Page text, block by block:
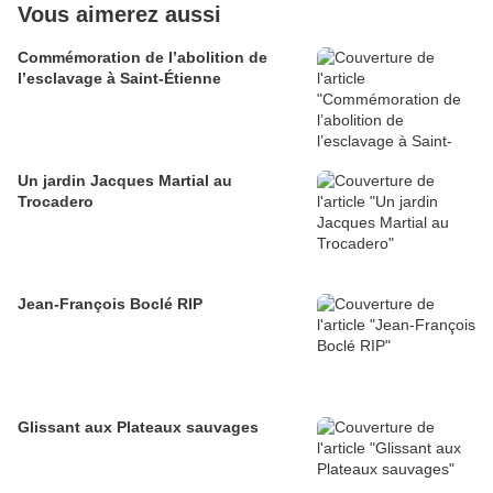
Vous aimerez aussi
Commémoration de l’abolition de
l’esclavage à Saint-Étienne
Un jardin Jacques Martial au
Trocadero
Jean-François Boclé RIP
Glissant aux Plateaux sauvages